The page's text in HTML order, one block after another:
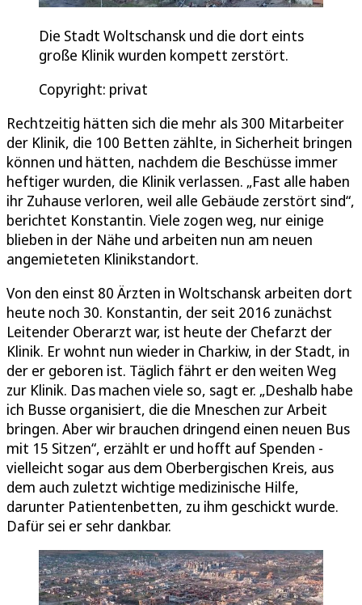
Die Stadt Woltschansk und die dort eints
große Klinik wurden kompett zerstört.
Copyright: privat
Rechtzeitig hätten sich die mehr als 300 Mitarbeiter
der Klinik, die 100 Betten zählte, in Sicherheit bringen
können und hätten, nachdem die Beschüsse immer
heftiger wurden, die Klinik verlassen. „Fast alle haben
ihr Zuhause verloren, weil alle Gebäude zerstört sind“,
berichtet Konstantin. Viele zogen weg, nur einige
blieben in der Nähe und arbeiten nun am neuen
angemieteten Klinikstandort.
Von den einst 80 Ärzten in Woltschansk arbeiten dort
heute noch 30. Konstantin, der seit 2016 zunächst
Leitender Oberarzt war, ist heute der Chefarzt der
Klinik. Er wohnt nun wieder in Charkiw, in der Stadt, in
der er geboren ist. Täglich fährt er den weiten Weg
zur Klinik. Das machen viele so, sagt er. „Deshalb habe
ich Busse organisiert, die die Mneschen zur Arbeit
bringen. Aber wir brauchen dringend einen neuen Bus
mit 15 Sitzen“, erzählt er und hofft auf Spenden -
vielleicht sogar aus dem Oberbergischen Kreis, aus
dem auch zuletzt wichtige medizinische Hilfe,
darunter Patientenbetten, zu ihm geschickt wurde.
Dafür sei er sehr dankbar.